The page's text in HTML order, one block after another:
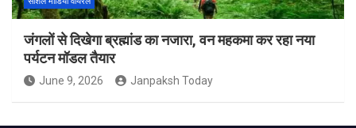
जंगलों से दिखेगा ब्रह्मांड का नजारा, वन महकमा कर रहा नया
पर्यटन मॉडल तैयार
June 9, 2026 Janpaksh Today